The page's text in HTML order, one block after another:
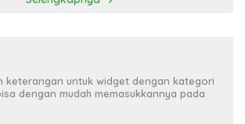
keterangan untuk widget dengan kategori
dengan mudah memasukkannya pada